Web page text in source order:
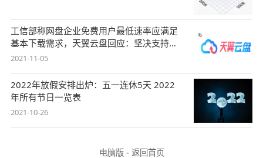
工信部称网盘企业免费用户最低速率应满足
基本下载需求，天翼云盘回应：坚决支持，
始终
2021-11-05
2022年放假安排出炉：五一连休5天 2022
年所有节日一览表
2021-10-26
电脑版- 返回首页